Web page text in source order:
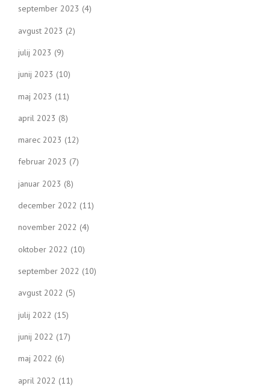
september 2023 (4)
avgust 2023 (2)
julij 2023 (9)
junij 2023 (10)
maj 2023 (11)
april 2023 (8)
marec 2023 (12)
februar 2023 (7)
januar 2023 (8)
december 2022 (11)
november 2022 (4)
oktober 2022 (10)
september 2022 (10)
avgust 2022 (5)
julij 2022 (15)
junij 2022 (17)
maj 2022 (6)
april 2022 (11)